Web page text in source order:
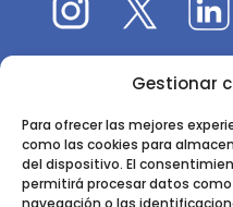
Gestionar
Para ofrecer las mejores
como las cookies para
del dispositivo. El
permitirá procesar datos
navegación o las
El 9CFE es una
Instituto de
Ctra. de la